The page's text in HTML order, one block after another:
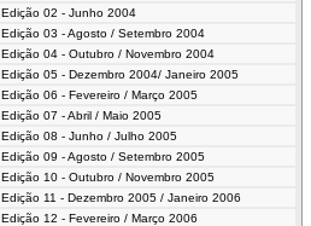
Edição 02 - Junho 2004
Edição 03 - Agosto / Setembro 2004
Edição 04 - Outubro / Novembro 2004
Edição 05 - Dezembro 2004/ Janeiro 2005
Edição 06 - Fevereiro / Março 2005
Edição 07 - Abril / Maio 2005
Edição 08 - Junho / Julho 2005
Edição 09 - Agosto / Setembro 2005
Edição 10 - Outubro / Novembro 2005
Edição 11 - Dezembro 2005 / Janeiro 2006
Edição 12 - Fevereiro / Março 2006